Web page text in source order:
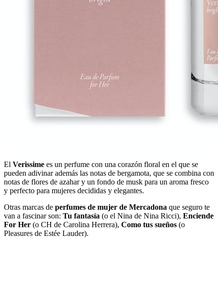
El Verissime es un perfume con una corazón floral en el que se
pueden adivinar además las notas de bergamota, que se combina con
notas de flores de azahar y un fondo de musk para un aroma fresco
y perfecto para mujeres decididas y elegantes.
Otras marcas de perfumes de mujer de Mercadona que seguro te
van a fascinar son: Tu fantasía (o el Nina de Nina Ricci), Enciende
For Her (o CH de Carolina Herrera), Como tus sueños (o
Pleasures de Estée Lauder).